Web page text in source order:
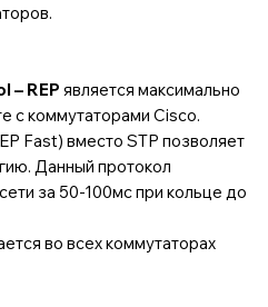
– REP является максимально
с коммутаторами Cisco.
Fast) вместо STP позволяет
Данный протокол
за 50-100мс при кольце до
во всехкоммутаторах